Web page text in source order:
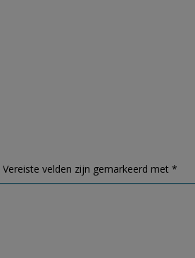
Vereiste velden zijn gemarkeerd met *